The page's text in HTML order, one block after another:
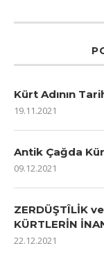
Kürt Adının
19.11.2021
Antik Çağda
09.12.2021
ZERDÜŞTÎLİK
KÜRTLERİN
22.12.2021